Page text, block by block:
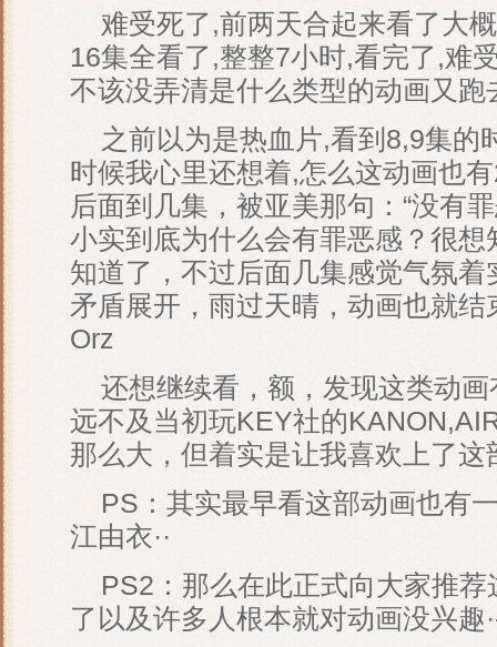
难受死了,前两天合起来看了大
16集全看了,整整7小时,看完了,难
不该没弄清是什么类型的动画又跑
之前以为是热血片,看到8,9集的
时候我心里还想着,怎么这动画也
后面到几集，被亚美那句：“没有
小实到底为什么会有罪恶感？很想
知道了，不过后面几集感觉气氛
矛盾展开，雨过天晴，动画也就
Orz
还想继续看，额，发现这类动画
远不及当初玩KEY社的
那么大，但着实是让我喜欢上了这
PS：其实最早看这部动画也有
江由衣··
PS2：那么在此正式向大家推荐
了以及许多人根本就对动画没兴趣